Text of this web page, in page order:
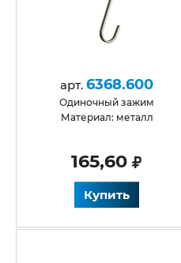
арт. 6368.600
одиночный зажим
Материал: металл
165,60
Купить